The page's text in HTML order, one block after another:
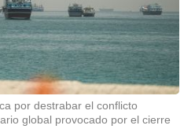
por destrabar el conflicto
global provocado por el cierre